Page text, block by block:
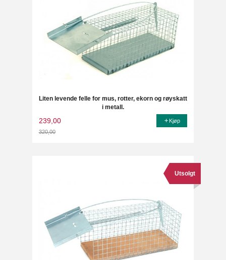
Liten levende felle for mus, rotter, ekorn og røyskatt
i metall.
239,00
320,00
Kjøp
Utsolgt